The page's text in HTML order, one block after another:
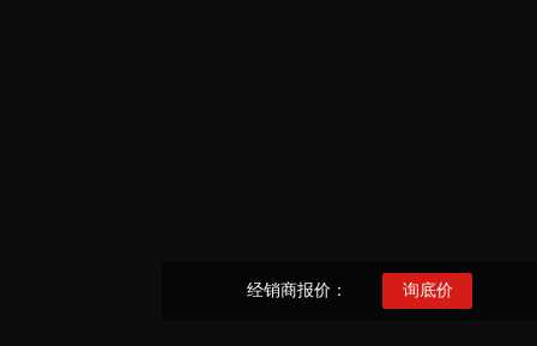
经销商报价： 询底价